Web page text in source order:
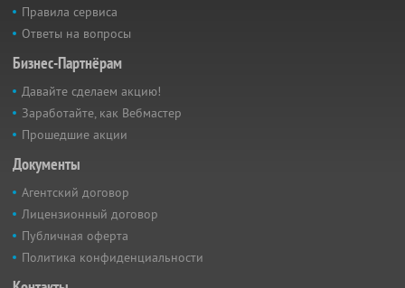
Правила сервиса
Ответы на вопросы
Бизнес-Партнёрам
Давайте сделаем акцию!
Заработайте, как Вебмастер
Прошедшие акции
Документы
Агентский договор
Лицензионный договор
Публичная оферта
Политика конфиденциальности